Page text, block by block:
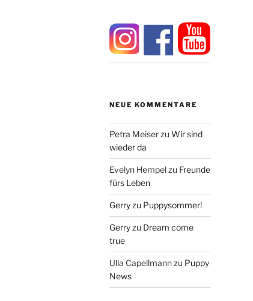
NEUE KOMMENTARE
Petra Meiser zuWir sind
wieder da
Evelyn Hempel zu Freunde
fürs Leben
Gerry zu Puppysommer!
Gerry zu Dream come
true
Ulla Capellmann zu Puppy
News